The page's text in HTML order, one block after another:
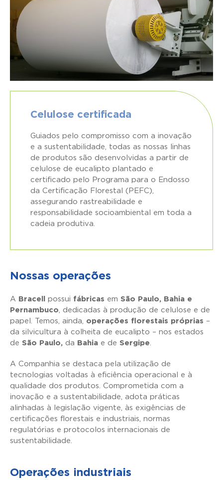
Celulose certificada
Guiados pelo compromisso com a inovação
e a sustentabilidade, todas as nossas linhas
de produtos são desenvolvidas a partir de
celulose de eucalipto plantado e
certificado pelo Programa para o Endosso
da Certificação Florestal (PEFC),
assegurando rastreabilidade e
responsabilidade socioambiental em toda a
cadeia produtiva.
Nossas operações
A Bracell possui fábricas em São Paulo, Bahia e
Pernambuco , dedicadas à produção de celulose e de
papel. Temos, ainda, operações florestais próprias –
da silvicultura à colheita de eucalipto – nos estados
de São Paulo, da Bahia e de Sergipe
A Companhia se destaca pela utilização de
tecnologias voltadas à eficiência operacional e à
qualidade dos produtos. Comprometida com a
inovação e a sustentabilidade, adota práticas
alinhadas à legislação vigente, às exigências de
certificações florestais e industriais, normas
regulatórias e protocolos internacionais de
sustentabilidade.
Operações industriais